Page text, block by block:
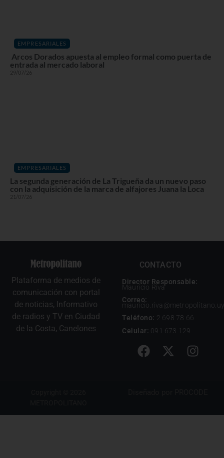
EMPRESARIALES
Arcos Dorados apuesta al empleo formal como puerta de
entrada al mercado laboral
29/07/26
EMPRESARIALES
La segunda generación de La Trigueña da un nuevo paso
con la adquisición de la marca de alfajores Juana la Loca
21/07/26
Plataforma de medios de
comunicación con portal
de noticias, Informativo
de radios y TV en Ciudad
de la Costa, Canelones
CONTACTO
Director Responsable:
Mauricio Riva
Correo:
mauricio.riva@metropolitano.uy
Teléfono: 2 698 78 66
Celular: 091 673 129